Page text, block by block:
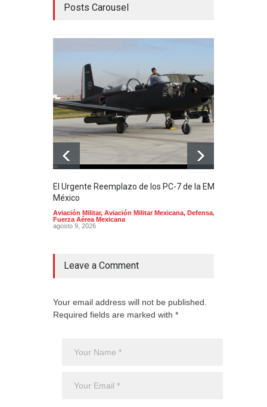
Posts Carousel
El Urgente Reemplazo de los PC-7 de la EMA en
México
Aviación Militar, Aviación Militar Mexicana, Defensa,
Fuerza Aérea Mexicana
agosto 9, 2026
Leave a Comment
Your email address will not be published.
Required fields are marked with *